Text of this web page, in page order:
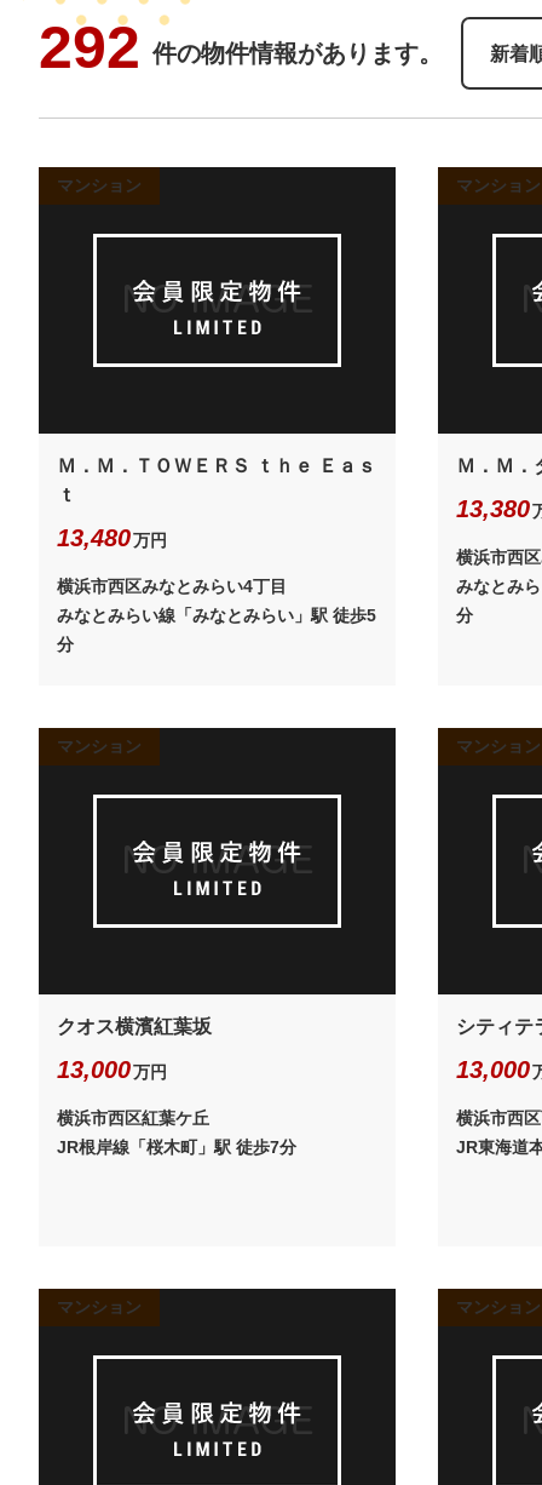
292 件の物件情報があります。 新着
マンション
Ｍ．Ｍ．ＴＯＷＥＲＳ ｔｈｅ Ｅａｓ
ｔ
13,480万円
横浜市西区みなとみらい4丁目
みなとみらい線「みなとみらい」駅 徒歩5
分
マンション
Ｍ．Ｍ．
13,380
横浜市西
みなとみ
分
マンション
クオス横濱紅葉坂
13,000万円
横浜市西区紅葉ケ丘
JR根岸線「桜木町」駅 徒歩7分
マンション
シティテ
13,000
横浜市西
JR東海道
マンション マンション